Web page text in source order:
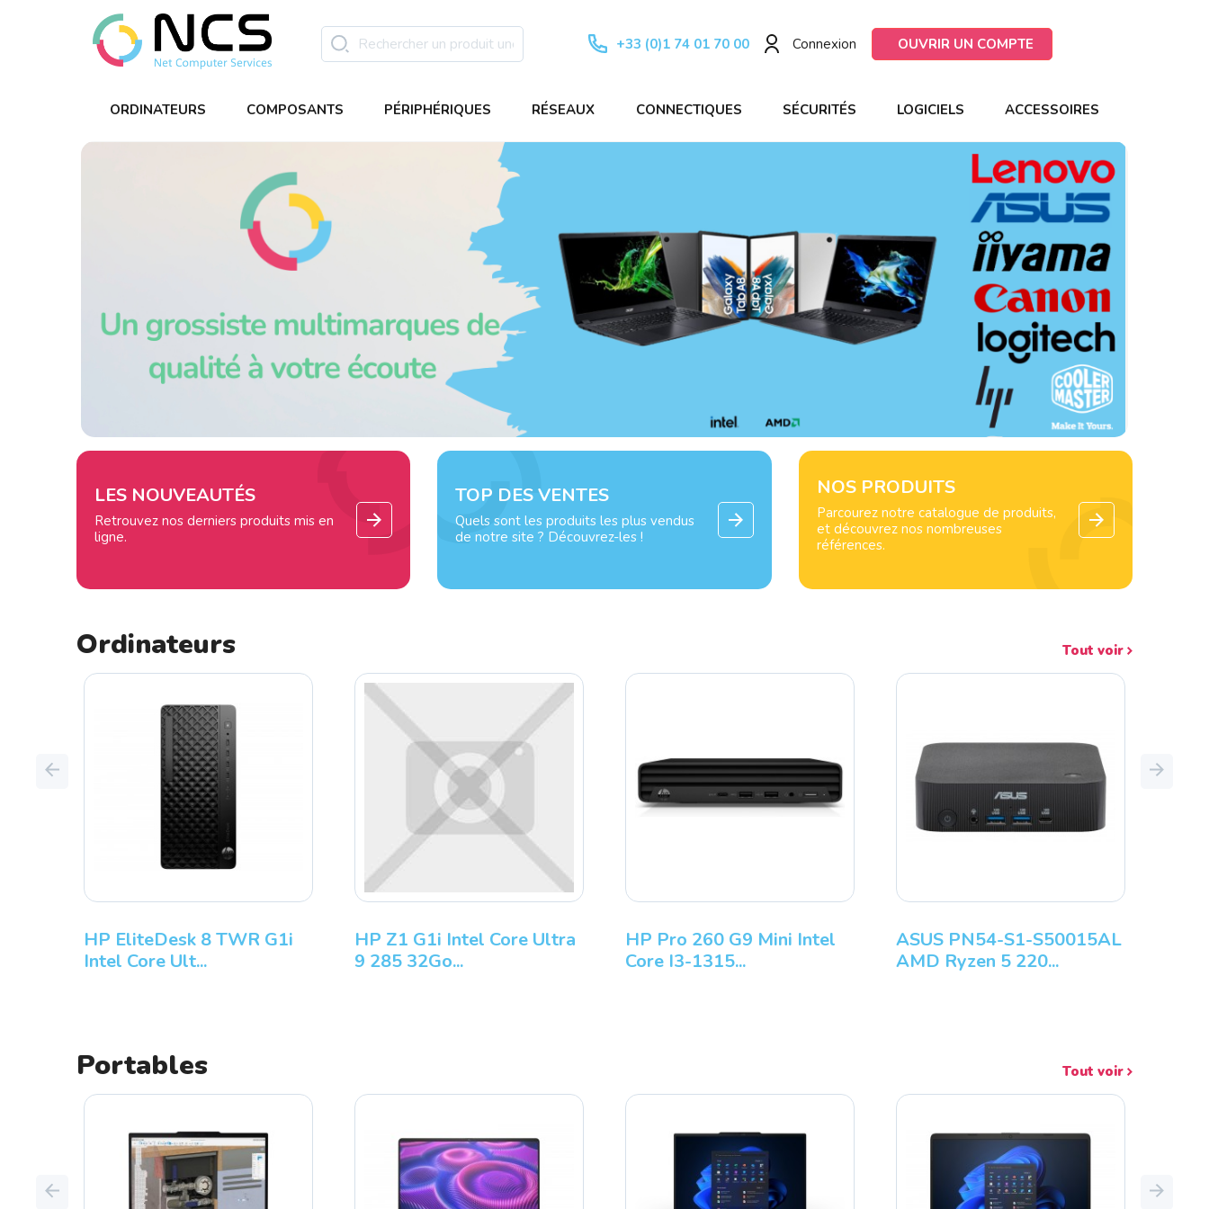
+33 (0)1 74 01 70 00 Connexion OUVRIR UN COMPTE
ORDINATEURS COMPOSANTS PÉRIPHÉRIQUES RÉSEAUX CONNECTIQUES SÉCURITÉS LOGICIELS ACCESSOIRES
LES NOUVEAUTÉS
Retrouvez nos derniers produits mis en
ligne.
TOP DES VENTES
Quels sont les produits les plus vendus
de notre site ? Découvrez-les !
NOS PRODUITS
Parcourez notre catalogue de produits,
et découvrez nos nombreuses
références.
Ordinateurs Tout voir
ASUS PN54-S1-S50015AL
AMD Ryzen 5 220...
HP EliteDesk 8 TWR G1i
Intel Core Ult...
HP Z1 G1i Intel Core Ultra
9 285 32Go...
HP Pro 260 G9 Mini Intel
Core I3-1315...
ASUS PN54-
Previous Next
Portables Tout voir
Previous Next